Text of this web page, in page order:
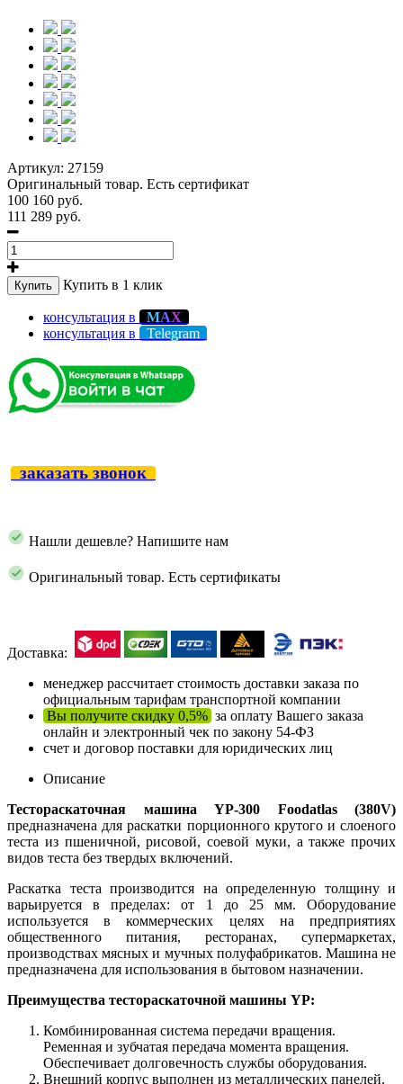
Артикул: 27159
Оригинальный товар. Есть сертификат
100 160 руб.
111 289 руб.
Купить Купить в 1 клик
консультация в МАХ
консультация в Telegram
заказать звонок
Нашли дешевле? Напишите нам
Оригинальный товар. Есть сертификаты
Доставка:
менеджер рассчитает стоимость доставки заказа по
официальным тарифам транспортной компании
Вы получите скидку 0,5% за оплату Вашего заказа
онлайн и электронный чек по закону 54-ФЗ
счет и договор поставки для юридических лиц
Описание
Тестораскаточная машина YP-300 Foodatlas (380V)
предназначена для раскатки порционного крутого и слоеного
теста из пшеничной, рисовой, соевой муки, а также прочих
видов теста без твердых включений.
Раскатка теста производится на определенную толщину и
варьируется в пределах: от 1 до 25 мм. Оборудование
используется в коммерческих целях на предприятиях
общественного питания, ресторанах, супермаркетах,
производствах мясных и мучных полуфабрикатов. Машина не
предназначена для использования в бытовом назначении.
Преимущества тестораскаточной машины YP:
Комбинированная система передачи вращения.
Ременная и зубчатая передача момента вращения.
Обеспечивает долговечность службы оборудования.
Внешний корпус выполнен из металлических панелей.